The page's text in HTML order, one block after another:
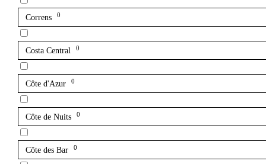
Correns 0
Costa Central 0
Côte d'Azur 0
Côte de Nuits 0
Côte des Bar 0